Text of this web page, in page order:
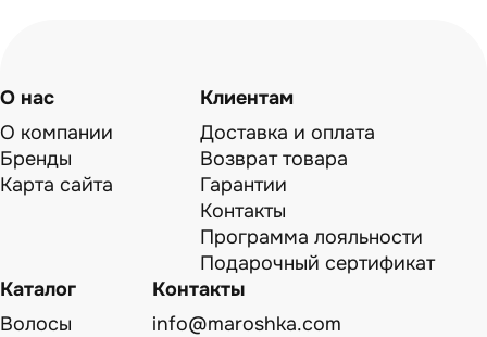
О нас
О компании
Бренды
Карта сайта
Клиентам
Доставка и оплата
Возврат товара
Гарантии
Контакты
Программа лояльности
Подарочный сертификат
Каталог
Волосы
Контакты
info@maroshka.com